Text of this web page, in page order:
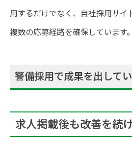
用するだけでなく、自社採用サイ
複数の応募経路を確保しています。
警備採用で成果を出して
求人掲載後も改善を続